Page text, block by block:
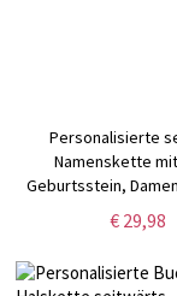
Personalisierte
Namenskette
Geburtsstein,
Valentinstag/
für Ehefrau/
€ 29,98